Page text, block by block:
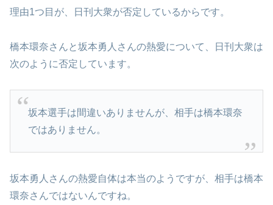
理由1つ目が、日刊大衆が否定しているからです。
橋本環奈さんと坂本勇人さんの熱愛について、日刊大衆は
次のように否定しています。
坂本選手は間違いありませんが、相手は橋本環奈
ではありません。
坂本勇人さんの熱愛自体は本当のようですが、相手は橋本
環奈さんではないんですね。